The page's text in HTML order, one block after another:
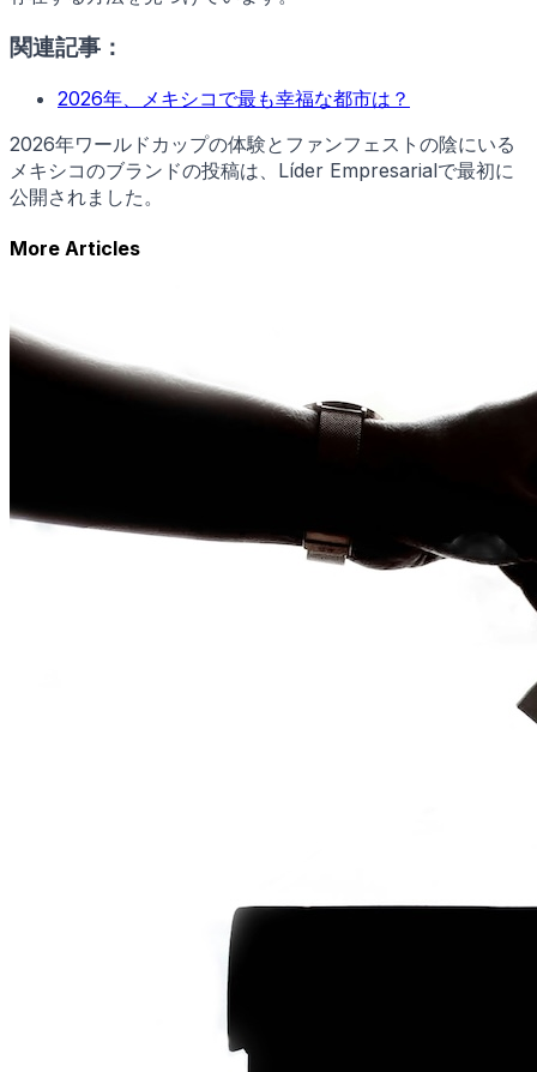
関連記事：
2026年、メキシコで最も幸福な都市は？
2026年ワールドカップの体験とファンフェストの陰にいる
メキシコのブランドの投稿は、Líder Empresarialで最初に
公開されました。
More Articles